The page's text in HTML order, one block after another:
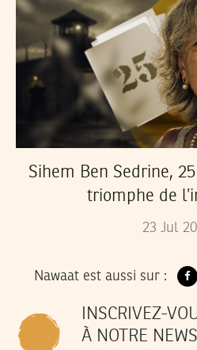
Sihem Ben Sedrine,
triomphe de
23 Jul
Nawaat est aussi sur :
INSCRIVEZ-
À NOTRE